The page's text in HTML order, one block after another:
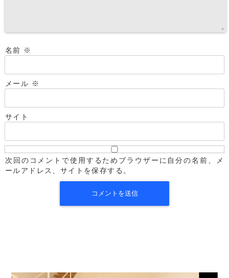
名前 ※
メール ※
サイト
次回のコメントで使用するためブラウザーに自分の名前、メ
ールアドレス、サイトを保存する。